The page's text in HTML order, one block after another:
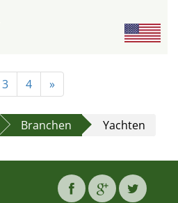
3 4 »
Branchen Yachten